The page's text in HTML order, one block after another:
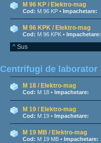
M 96 KP / Elektro-mag
Cod: M 96 KP • Impachetare:
M 96 KPK / Elektro-mag
Cod: M 96 KPK • Impachetare:
^ Sus
Centrifugi de laborator
M 18 / Elektro-mag
Cod: M 18 • Impachetare:
M 19 / Elektro-mag
Cod: M 19 • Impachetare:
M 19 MB / Elektro-mag
Cod: M 19 MB • Impachetare: